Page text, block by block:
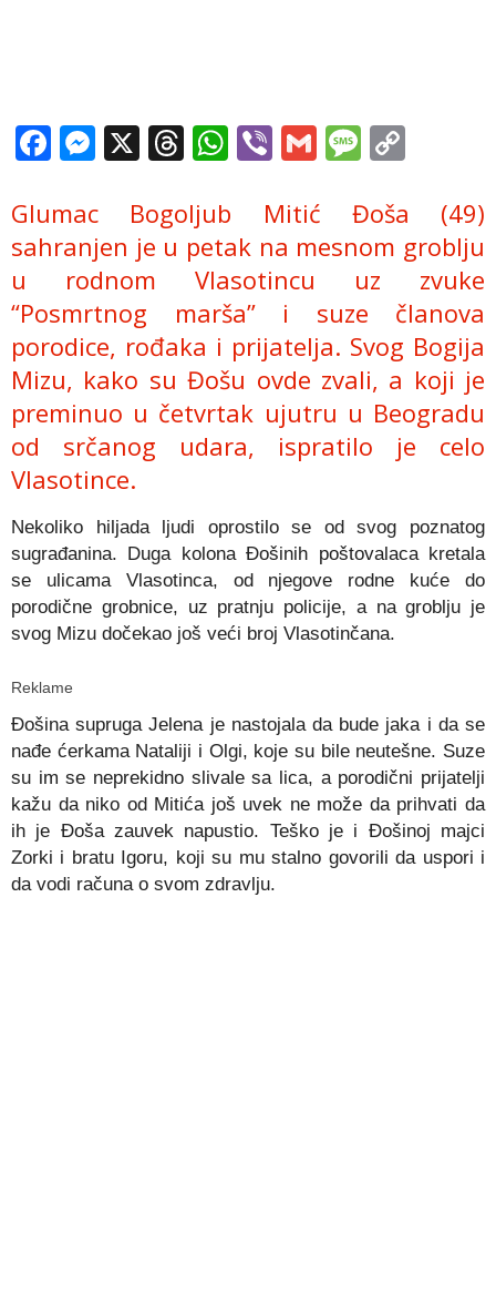
Facebook
Messenger
X Threads
WhatsApp
ViberGmail
Glumac Bogoljub Mitić Đoša (49)
sahranjen je u petak na mesnom groblju
u rodnom Vlasotincu uz zvuke
“Posmrtnog marša” i suze članova
porodice, rođaka i prijatelja. Svog Bogija
Mizu, kako su Đošu ovde zvali, a koji je
preminuo u četvrtak ujutru u Beogradu
od srčanog udara, ispratilo je celo
Vlasotince.
Nekoliko hiljada ljudi oprostilo se od svog poznatog
sugrađanina. Duga kolona Đošinih poštovalaca kretala
se ulicama Vlasotinca, od njegove rodne kuće do
porodične grobnice, uz pratnju policije, a na groblju je
svog Mizu dočekao još veći broj Vlasotinčana.
Reklame
Đošina supruga Jelena je nastojala da bude jaka i da se
nađe ćerkama Nataliji i Olgi, koje su bile neutešne. Suze
su im se neprekidno slivale sa lica, a porodični prijatelji
kažu da niko od Mitića još uvek ne može da prihvati da
ih je Đoša zauvek napustio. Teško je i Đošinoj majci
Zorki i bratu Igoru, koji su mu stalno govorili da uspori i
da vodi računa o svom zdravlju.